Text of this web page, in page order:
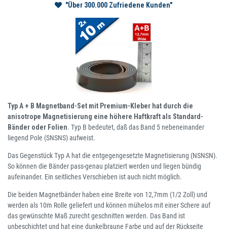
"Über 300.000 Zufriedene Kunden"
Typ A + B Magnetband-Set mit Premium-Kleber hat durch die
anisotrope Magnetisierung eine höhere Haftkraft als Standard-
Bänder oder Folien. Typ B bedeutet, daß das Band 5 nebeneinander
liegend Pole (SNSNS) aufweist.
Das Gegenstück Typ A hat die entgegengesetzte Magnetisierung (NSNSN).
So können die Bänder pass-genau platziert werden und liegen bündig
aufeinander. Ein seitliches Verschieben ist auch nicht möglich.
Die beiden Magnetbänder haben eine Breite von 12,7mm (1/2 Zoll) und
werden als 10m Rolle geliefert und können mühelos mit einer Schere auf
das gewünschte Maß zurecht geschnitten werden. Das Band ist
unbeschichtet und hat eine dunkelbraune Farbe und auf der Rückseite